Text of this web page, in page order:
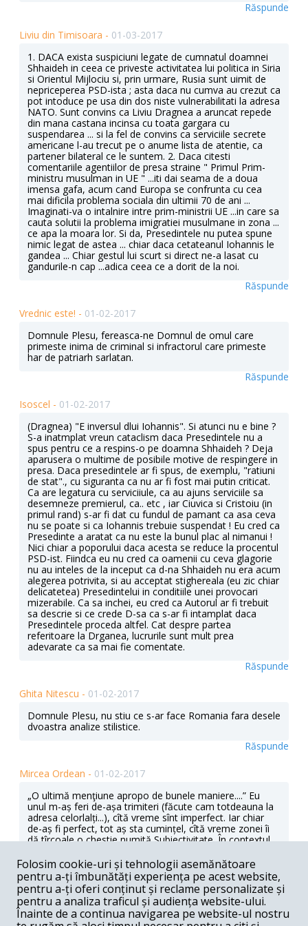
Răspunde
Liviu din Timisoara - 01-03-2017
1. DACA exista suspiciuni legate de cumnatul doamnei
Shhaideh in ceea ce priveste activitatea lui politica in Siria
si Orientul Mijlociu si, prin urmare, Rusia sunt uimit de
nepriceperea PSD-ista ; asta daca nu cumva au crezut ca
pot intoduce pe usa din dos niste vulnerabilitati la adresa
NATO. Sunt convins ca Liviu Dragnea a aruncat repede
din mana castana incinsa cu toata gargara cu
suspendarea ... si la fel de convins ca serviciile secrete
americane l-au trecut pe o anume lista de atentie, ca
partener bilateral ce le suntem. 2. Daca citesti
comentariile agentiilor de presa straine " Primul Prim-
ministru musulman in UE " ...iti dai seama de a doua
imensa gafa, acum cand Europa se confrunta cu cea
mai dificila problema sociala din ultimii 70 de ani ...
Imaginati-va o intalnire intre prim-ministrii UE ...in care sa
cauta solutii la problema imigratiei musulmane in zona ...
ce apa la moara lor. Si da, Presedintele nu putea spune
nimic legat de astea ... chiar daca cetateanul Iohannis le
gandea ... Chiar gestul lui scurt si direct ne-a lasat cu
gandurile-n cap ...adica ceea ce a dorit de la noi.
Răspunde
Vrednic este! - 01-02-2017
Domnule Plesu, fereasca-ne Domnul de omul care
primeste inima de criminal si infractorul care primeste
har de patriarh sarlatan.
Răspunde
Isoscel - 01-02-2017
(Dragnea) "E inversul dlui Iohannis". Si atunci nu e bine ?
S-a inatmplat vreun cataclism daca Presedintele nu a
spus pentru ce a respins-o pe doamna Shhaideh ? Deja
aparusera o multime de posibile motive de respingere in
presa. Daca presedintele ar fi spus, de exemplu, "ratiuni
de stat"., cu siguranta ca nu ar fi fost mai putin criticat.
Ca are legatura cu serviciiule, ca au ajuns serviciile sa
desemneze premierul, ca.. etc , iar Ciuvica si Cristoiu (in
primul rand) s-ar fi dat cu fundul de pamant ca asa ceva
nu se poate si ca Iohannis trebuie suspendat ! Eu cred ca
Presedinte a aratat ca nu este la bunul plac al nimanui !
Nici chiar a poporului daca acesta se reduce la procentul
PSD-ist. Fiindca eu nu cred ca oamenii cu ceva glagorie
nu au inteles de la inceput ca d-na Shhaideh nu era acum
alegerea potrivita, si au acceptat stighereala (eu zic chiar
delicatetea) Presedintelui in conditiile unei provocari
mizerabile. Ca sa inchei, eu cred ca Autorul ar fi trebuit
sa descrie si ce crede D-sa ca s-ar fi intamplat daca
Presedintele proceda altfel. Cat despre partea
referitoare la Drganea, lucrurile sunt mult prea
adevarate ca sa mai fie comentate.
Răspunde
Ghita Nitescu - 01-02-2017
Domnule Plesu, nu stiu ce s-ar face Romania fara desele
dvoastra analize stilistice.
Răspunde
Mircea Ordean - 01-02-2017
„O ultimă menţiune apropo de bunele maniere....” Eu
unul m-aș feri de-așa trimiteri (făcute cam totdeauna la
adresa celorlalți...), cîtă vreme sînt imperfect. Iar chiar
de-aș fi perfect, tot aș sta cumințel, cîtă vreme zonei îi
dă tîrcoale o chestie numită Subiectivitate. În contextul
cu colți la beregata altora. Să fiu iertat, dar autorul cam
tot așa ceva face. . Deci, prudenție... Este drept că - în
lipsa cerutului altuia a ceea ce nu executăm noi - s-ar
duce naiba toată plăcerea vieții. Citeste mai mult:
adev.ro/oj519c
Folosim cookie-uri și tehnologii asemănătoare
pentru a-ți îmbunătăți experiența pe acest website,
pentru a-ți oferi conținut și reclame personalizate și
pentru a analiza traficul și audiența website-ului.
Înainte de a continua navigarea pe website-ul nostru